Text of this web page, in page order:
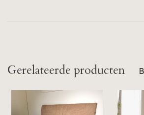
Gerelateerde producten